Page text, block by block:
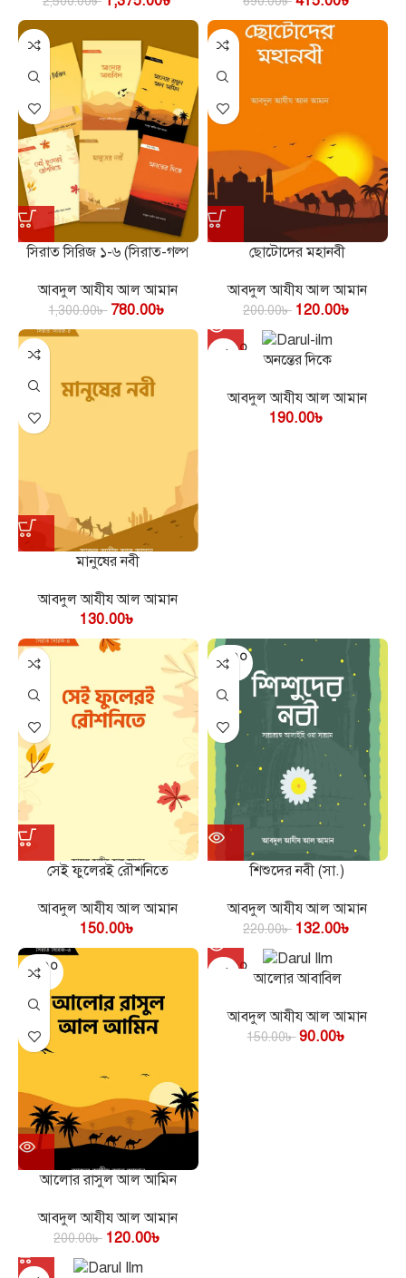
সিরাত সিরিজ ১-৬ (সিরাত-গল্প
আবদুল আযীয আল আমান
1,300.00৳ 780.00৳
ছোটোদের মহানবী
আবদুল আযীয আল আমান
200.00৳ 120.00৳
মানুষের নবী
আবদুল আযীয আল আমান
130.00৳
SOLD O
অনন্তের দিকে
আবদুল আযীয আল আমান
190.00৳
সেই ফুলেরই রৌশনিতে
আবদুল আযীয আল আমান
150.00৳
SOLD O
UT
শিশুদের নবী (সা.)
আবদুল আযীয আল আমান
220.00৳ 132.00৳
SOLD O
UT
আলোর রাসুল আল আমিন
আবদুল আযীয আল আমান
200.00৳ 120.00৳
SOLD O
আলোর আবাবিল
আবদুল আযীয আল আমান
150.00৳ 90.00৳